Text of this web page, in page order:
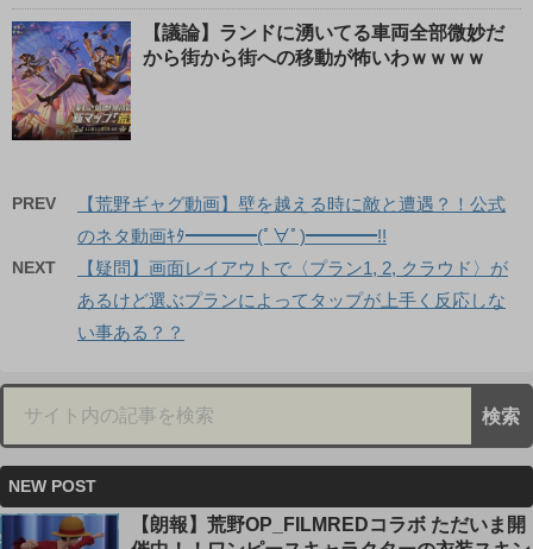
【議論】ランドに湧いてる車両全部微妙だ
から街から街への移動が怖いわｗｗｗｗ
PREV
【荒野ギャグ動画】壁を越える時に敵と遭遇？！公式
のネタ動画ｷﾀ━━━━(ﾟ∀ﾟ)━━━━!!
NEXT
【疑問】画面レイアウトで〈プラン1, 2, クラウド〉が
あるけど選ぶプランによってタップが上手く反応しな
い事ある？？
NEW POST
【朗報】荒野OP_FILMREDコラボ ただいま開